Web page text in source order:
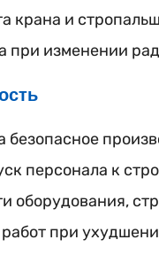
крана и
при изменении
персонала к
оборудования,
при